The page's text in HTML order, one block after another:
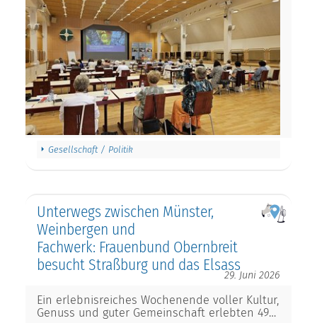
Gesellschaft / Politik
Unterwegs zwischen Münster,
Weinbergen und
Fachwerk: Frauenbund Obernbreit
besucht Straßburg und das Elsass
29. Juni 2026
Ein erlebnisreiches Wochenende voller Kultur,
Genuss und guter Gemeinschaft erlebten 49…